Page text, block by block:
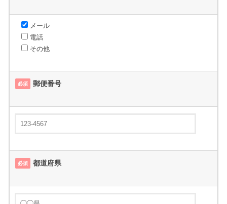
メール
電話
その他
必須 郵便番号
必須 都道府県